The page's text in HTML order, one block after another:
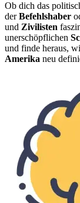
Ob dich das
derBefehlshaber
und Zivilisten
unerschöpflichen
und finde heraus,
Amerika neu